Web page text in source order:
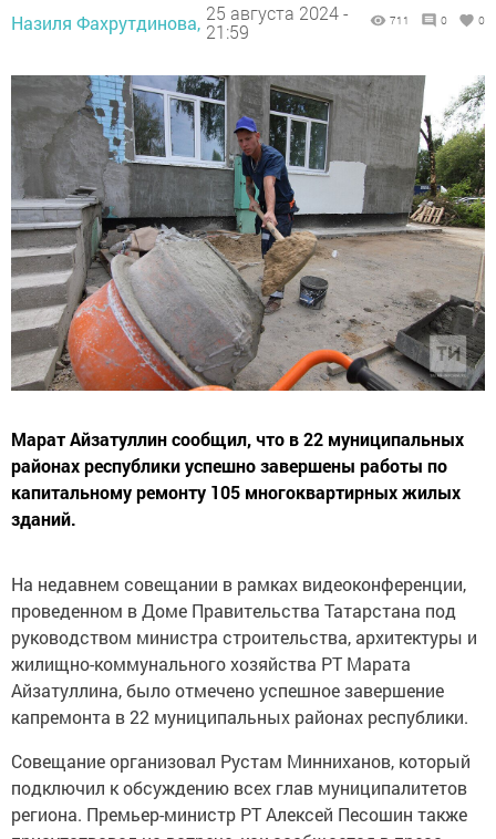
Назиля Фахрутдинова, 25 августа 2024 -
21:59
711 0 0
Марат Айзатуллин сообщил, что в 22 муниципальных
районах республики успешно завершены работы по
капитальному ремонту 105 многоквартирных жилых
зданий.
На недавнем совещании в рамках видеоконференции,
проведенном в Доме Правительства Татарстана под
руководством министра строительства, архитектуры и
жилищно-коммунального хозяйства РТ Марата
Айзатуллина, было отмечено успешное завершение
капремонта в 22 муниципальных районах республики.
Совещание организовал Рустам Минниханов, который
подключил к обсуждению всех глав муниципалитетов
региона. Премьер-министр РТ Алексей Песошин также